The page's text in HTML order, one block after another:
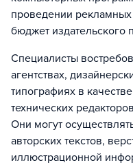
проведении рекламных
бюджет издательского
Специалисты
агентствах,
типографиях в
технических
Они могут
авторских текстов,
иллюстрационной